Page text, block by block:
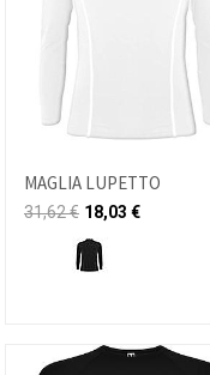
MAGLIA LUPETTO
31,62€ 18,03 €